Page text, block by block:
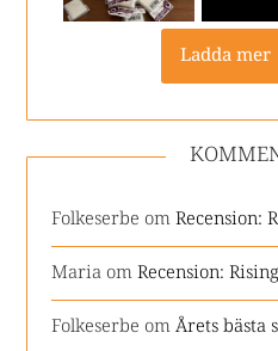
Ladda mer
Folkeserbe omRecension:
Maria omRecension:
Folkeserbe omÅrets bästa